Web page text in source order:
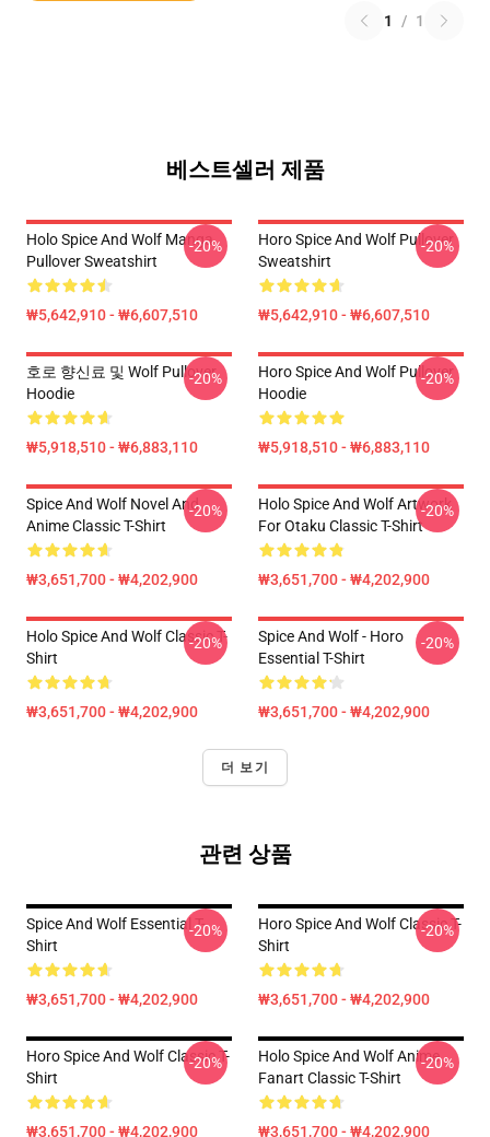
1 / 1
베스트셀러 제품
Holo Spice And Wolf Manga
Pullover Sweatshirt
₩5,642,910 - ₩6,607,510
-20%
Horo Spice And Wolf Pullover
Sweatshirt
₩5,642,910 - ₩6,607,510
-20%
호로 향신료 및 Wolf Pullover
Hoodie
₩5,918,510 - ₩6,883,110
-20%
Horo Spice And Wolf Pullover
Hoodie
₩5,918,510 - ₩6,883,110
-20%
Spice And Wolf Novel And
Anime Classic T-Shirt
₩3,651,700 - ₩4,202,900
-20%
Holo Spice And Wolf Artwork
For Otaku Classic T-Shirt
₩3,651,700 - ₩4,202,900
-20%
Holo Spice And Wolf Classic T-
Shirt
₩3,651,700 - ₩4,202,900
-20%
Spice And Wolf - Horo
Essential T-Shirt
₩3,651,700 - ₩4,202,900
-20%
더 보기
관련 상품
Spice And Wolf Essential T-
Shirt
₩3,651,700 - ₩4,202,900
-20%
Horo Spice And Wolf Classic T-
Shirt
₩3,651,700 - ₩4,202,900
-20%
Horo Spice And Wolf Classic T-
Shirt
₩3,651,700 - ₩4,202,900
-20%
Holo Spice And Wolf Anime
Fanart Classic T-Shirt
₩3,651,700 - ₩4,202,900
-20%